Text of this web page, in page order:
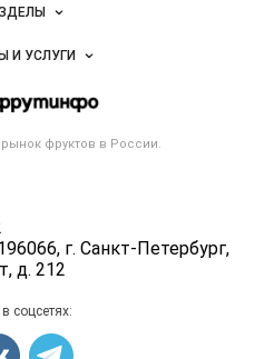
рынок фруктов в России.
г. Санкт-Петербург,
д. 212
Fruitinfo.ru
рекламы
оферта
информация
персональных данных
рынка
И УСЛУГИ
продукция
Фрукты
Грибы
объявлений
соцсетях: